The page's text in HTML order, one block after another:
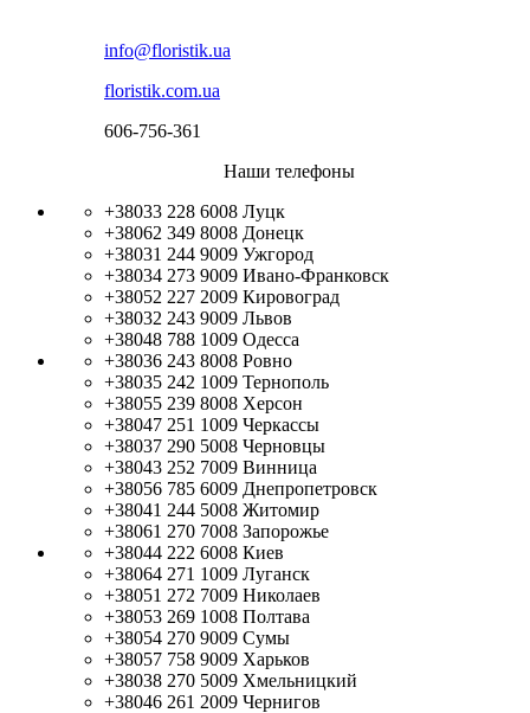
info@floristik.ua
floristik.com.ua
606-756-361
Наши телефоны
+38033 228 6008 Луцк
+38062 349 8008 Донецк
+38031 244 9009 Ужгород
+38034 273 9009 Ивано-Франковск
+38052 227 2009 Кировоград
+38032 243 9009 Львов
+38048 788 1009 Одесса
+38036 243 8008 Ровно
+38035 242 1009 Тернополь
+38055 239 8008 Херсон
+38047 251 1009 Черкассы
+38037 290 5008 Черновцы
+38043 252 7009 Винница
+38056 785 6009 Днепропетровск
+38041 244 5008 Житомир
+38061 270 7008 Запорожье
+38044 222 6008 Киев
+38064 271 1009 Луганск
+38051 272 7009 Николаев
+38053 269 1008 Полтава
+38054 270 9009 Сумы
+38057 758 9009 Харьков
+38038 270 5009 Хмельницкий
+38046 261 2009 Чернигов